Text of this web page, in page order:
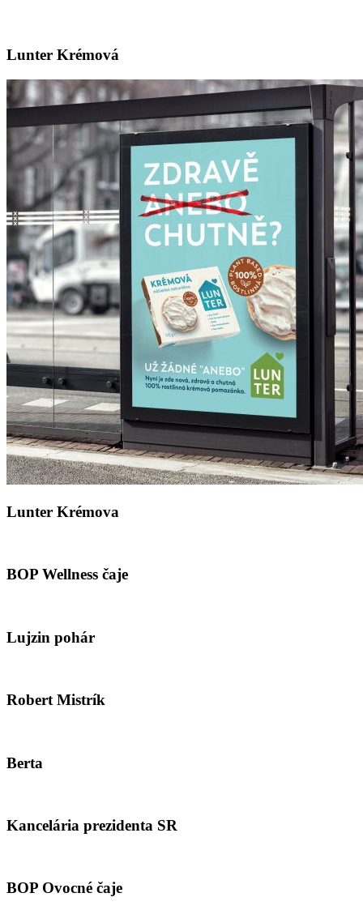
Lunter Krémová
Lunter Krémova
BOP Wellness čaje
Lujzin pohár
Robert Mistrík
Berta
Kancelária prezidenta SR
BOP Ovocné čaje